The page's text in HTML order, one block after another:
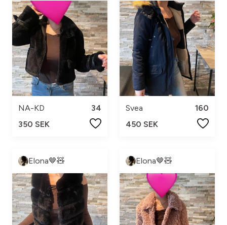
NA-KD
34
350 SEK
Svea
160
450 SEK
Elona🤎🧸 Elona🤎🧸